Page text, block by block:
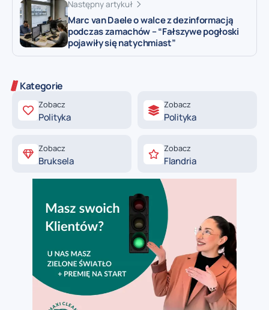
Następny artykuł
Marc van Daele o walce z dezinformacją
podczas zamachów – “Fałszywe pogłoski
pojawiły się natychmiast”
Kategorie
Zobacz
Polityka
Zobacz
Polityka
Zobacz
Bruksela
Zobacz
Flandria